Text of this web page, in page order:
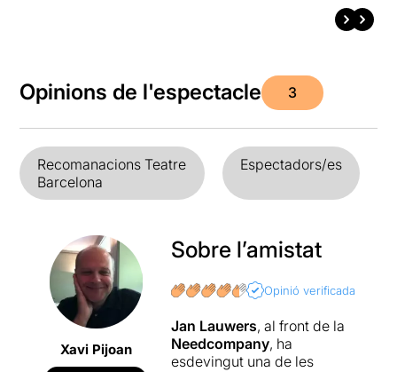
Opinions de l'espectacle 3
Recomanacions Teatre
Barcelona
Espectadors/es
Xavi Pijoan
Sobre l’amistat
Opinió verificada
Jan Lauwers, al front de la
Needcompany, ha
esdevingut una de les